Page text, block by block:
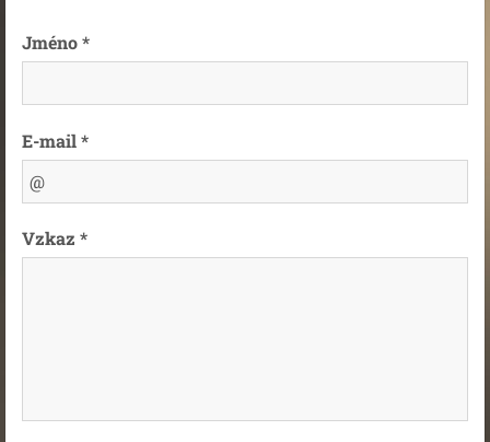
Jméno *
E-mail *
Vzkaz *